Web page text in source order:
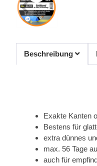
Beschreibung
Exakte Kanten
Bestens für
extra dünnes
max. 56 Tage
auch für